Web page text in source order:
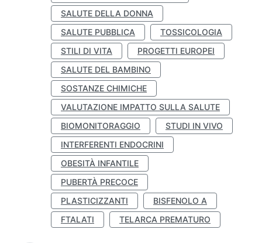
SALUTE DELLA DONNA
SALUTE PUBBLICA
TOSSICOLOGIA
STILI DI VITA
PROGETTI EUROPEI
SALUTE DEL BAMBINO
SOSTANZE CHIMICHE
VALUTAZIONE IMPATTO SULLA SALUTE
BIOMONITORAGGIO
STUDI IN VIVO
INTERFERENTI ENDOCRINI
OBESITÀ INFANTILE
PUBERTÀ PRECOCE
PLASTICIZZANTI
BISFENOLO A
FTALATI
TELARCA PREMATURO